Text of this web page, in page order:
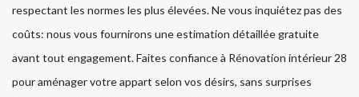
respectant les normes les plus élevées. Ne vous inquiétez pas des
coûts: nous vous fournirons une estimation détaillée gratuite
avant tout engagement. Faites confiance à Rénovation intérieur 28
pour aménager votre appart selon vos désirs, sans surprises